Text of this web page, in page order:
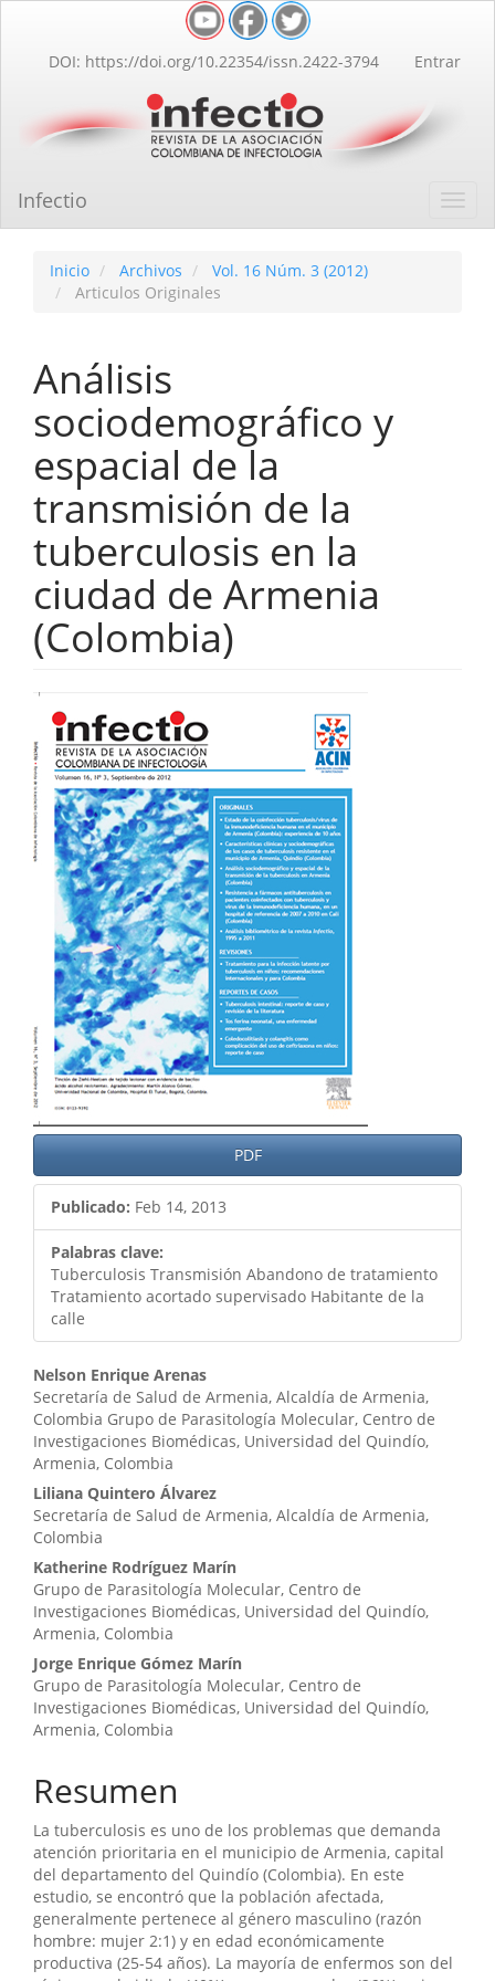
Contenido
principal
lateral
DOI: https://doi.org/10.22354/issn.2422-3794 Entrar
Infectio
Inicio Archivos
Vol. 16 Núm. 3 (2012)
Articulos Originales
Análisis
sociodemográfico y
espacial de la
transmisión de la
tuberculosis en la
ciudad de Armenia
(Colombia)
Barra
lateral
del
artículo
PDF
Publicado: Feb 14, 2013
Palabras clave:
Tuberculosis Transmisión Abandono de tratamiento
Tratamiento acortado supervisado Habitante de la
calle
Contenido
principal
del
artículo
Nelson Enrique Arenas
Secretaría de Salud de Armenia, Alcaldía de Armenia,
Colombia Grupo de Parasitología Molecular, Centro de
Investigaciones Biomédicas, Universidad del Quindío,
Armenia, Colombia
Liliana Quintero Álvarez
Secretaría de Salud de Armenia, Alcaldía de Armenia,
Colombia
Katherine Rodríguez Marín
Grupo de Parasitología Molecular, Centro de
Investigaciones Biomédicas, Universidad del Quindío,
Armenia, Colombia
Jorge Enrique Gómez Marín
Grupo de Parasitología Molecular, Centro de
Investigaciones Biomédicas, Universidad del Quindío,
Armenia, Colombia
Resumen
La tuberculosis es uno de los problemas que demanda
atención prioritaria en el municipio de Armenia, capital
del departamento del Quindío (Colombia). En este
estudio, se encontró que la población afectada,
generalmente pertenece al género masculino (razón
hombre: mujer 2:1) y en edad económicamente
productiva (25-54 años). La mayoría de enfermos son del